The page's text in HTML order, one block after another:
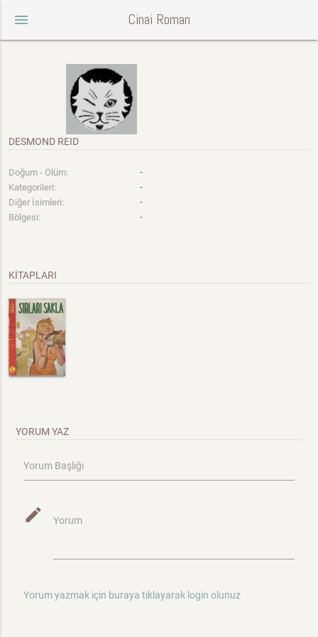
menu Cinai Roman
DESMOND REID
Doğum - Ölüm: -
Kategorileri: -
Diğer İsimleri: -
Bölgesi: -
KİTAPLARI
YORUM YAZ
Yorum Başlığı
mode_edit Yorum
Yorum yazmak için buraya tıklayarak login olunuz